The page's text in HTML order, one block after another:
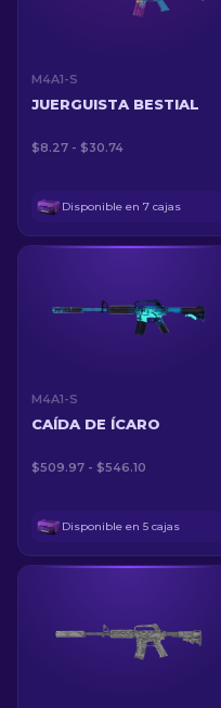
M4A1-S
JUERGUISTA BESTIAL
$8.27 - $30.74
Disponible en 7 cajas
M4A1-S
CAÍDA DE ÍCARO
$509.97 - $546.10
Disponible en 5 cajas